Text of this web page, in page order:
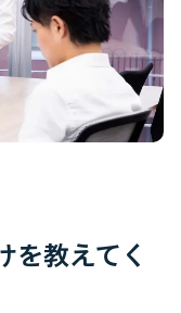
を教えてく